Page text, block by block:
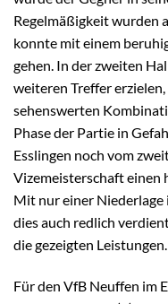
Regelmäßigkeit wurden
konnte mit einem
gehen. In der zweiten
weiteren Treffer
sehenswerten
Phase der Partie in
Esslingen noch vom
Vizemeisterschaft einen
Mit nur einer Niederlage
dies auch redlich
die gezeigten Leistungen.
Für den VfB Neuffen im